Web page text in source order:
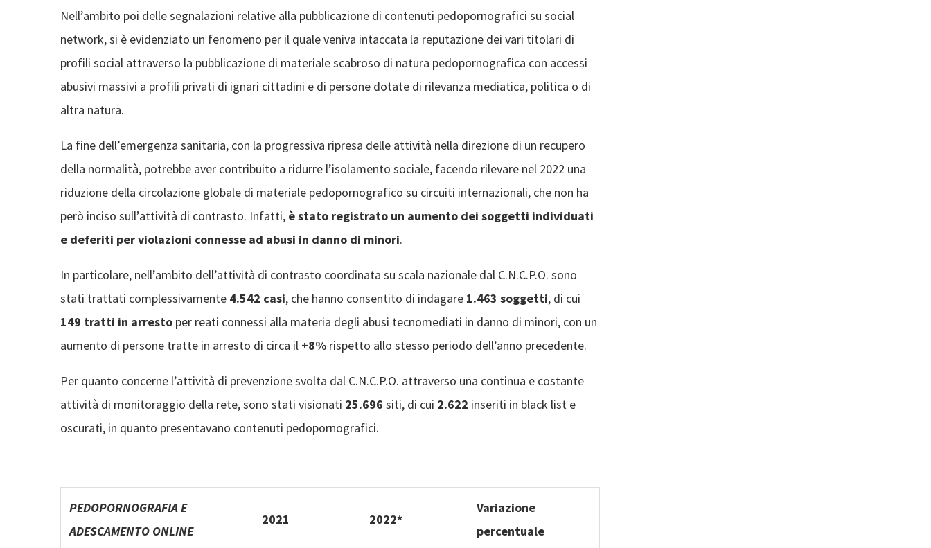
Nell’ambito poi delle segnalazioni relative alla pubblicazione di contenuti pedopornografici su social
network, si è evidenziato un fenomeno per il quale veniva intaccata la reputazione dei vari titolari di
profili social attraverso la pubblicazione di materiale scabroso di natura pedopornografica con accessi
abusivi massivi a profili privati di ignari cittadini e di persone dotate di rilevanza mediatica, politica o di
altra natura.
La fine dell’emergenza sanitaria, con la progressiva ripresa delle attività nella direzione di un recupero
della normalità, potrebbe aver contribuito a ridurre l’isolamento sociale, facendo rilevare nel 2022 una
riduzione della circolazione globale di materiale pedopornografico su circuiti internazionali, che non ha
però inciso sull’attività di contrasto. Infatti, è stato registrato un aumento dei soggetti individuati
e deferiti per violazioni connesse ad abusi in danno di minori.
In particolare, nell’ambito dell’attività di contrasto coordinata su scala nazionale dal C.N.C.P.O. sono
stati trattati complessivamente 4.542 casi, che hanno consentito di indagare 1.463 soggetti, di cui
149 tratti in arresto per reati connessi alla materia degli abusi tecnomediati in danno di minori, con un
aumento di persone tratte in arresto di circa il +8% rispetto allo stesso periodo dell’anno precedente.
Per quanto concerne l’attività di prevenzione svolta dal C.N.C.P.O. attraverso una continua e costante
attività di monitoraggio della rete, sono stati visionati 25.696 siti, di cui 2.622 inseriti in black list e
oscurati, in quanto presentavano contenuti pedopornografici.
PEDOPORNOGRAFIA E
ADESCAMENTO ONLINE
2021 2022*
Variazione
percentuale